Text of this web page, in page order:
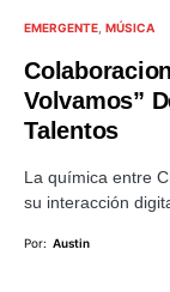
EMERGENTE MÚSICA
Volvamos”
Talentos
La química entre
su interacción
Por: Austin